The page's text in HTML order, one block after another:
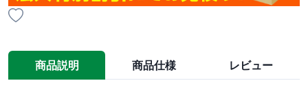
商品説明 商品仕様 レビュー